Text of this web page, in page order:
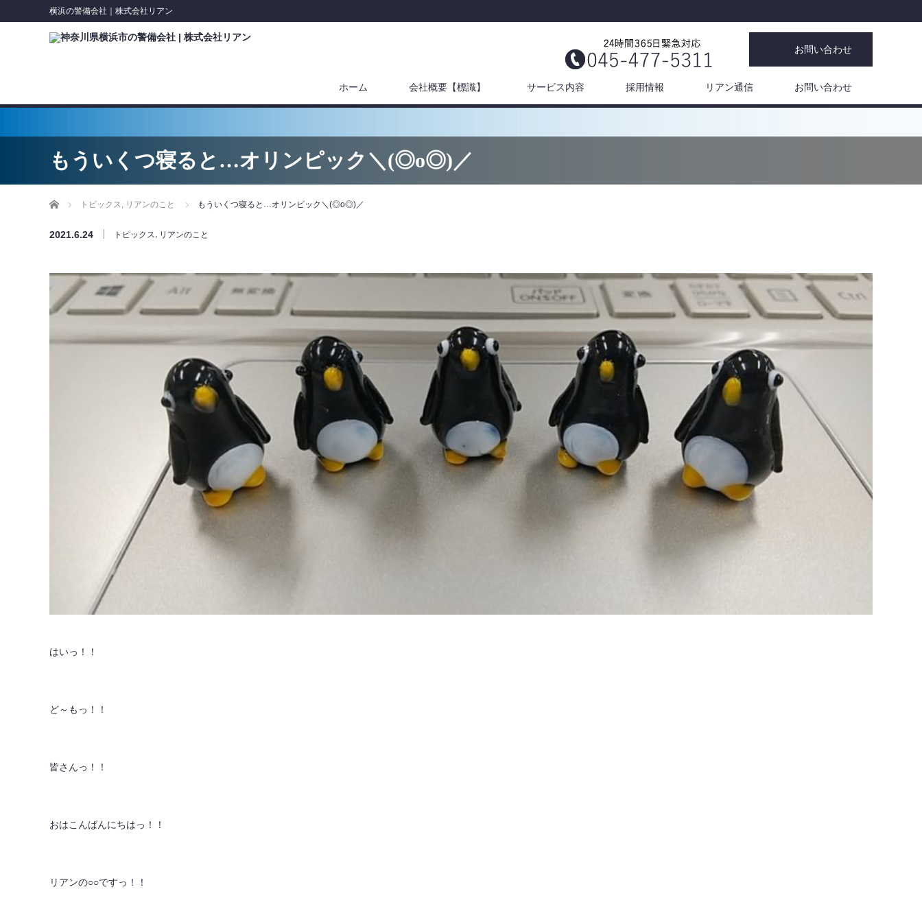
横浜の警備会社｜株式会社リアン
お問い合わせ
ホーム 会社概要【標識】 サービス内容 採用情報 リアン通信 お問い合わせ
もういくつ寝ると…オリンピック＼(◎o◎)／
ホーム トピックス, リアンのこと もういくつ寝ると…オリンピック＼(◎o◎)／
2021.6.24 トピックス, リアンのこと
はいっ！！
ど～もっ！！
皆さんっ！！
おはこんばんにちはっ！！
リアンの○○ですっ！！